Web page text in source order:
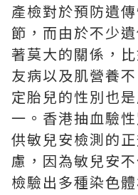
產檢對於預防遺
節，而由於不少
著莫大的關係，
友病以及肌營養
定胎兒的性別也
一。香港抽血驗
供敏兒安檢測的
慮，因為敏兒安
檢驗出多種染色